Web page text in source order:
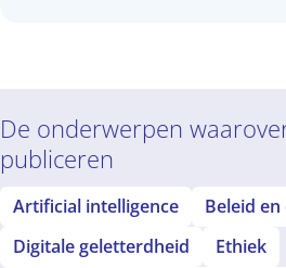
De onderwerpen
publiceren
Artificial intelligence
Beleid
Digitale geletterdheid
Ethiek